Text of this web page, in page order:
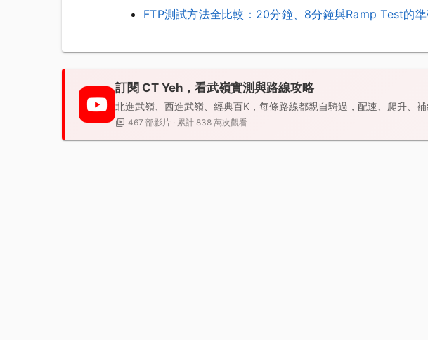
FTP測試方法全比較：20分鐘、8分鐘與Ramp Test的
訂閱 CT Yeh，看武嶺實測與路線攻略
北進武嶺、西進武嶺、經典百K，每條路線都親自騎過，配速、爬升、補
467 部影片 · 累計 838 萬次觀看